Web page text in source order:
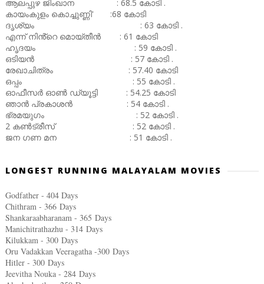
ആലപ്പുഴ ജിംഖാന : 68.5 കോടി .
കായംകുളം കൊച്ചുണ്ണി' :68 കോടി
ദൃശ്യം : 63 കോടി .
എന്ന് നിൻ്റെ മൊയ്തീൻ : 61 കോടി
ഹൃദയം : 59 കോടി .
ഒടിയൻ : 57 കോടി .
രേഖാചിത്രം : 57.40 കോടി
ഒപ്പം : 55 കോടി .
ഓഫീസർ ഓൺ ഡ്യൂട്ടി : 54.25 കോടി
ഞാൻ പ്രകാശൻ : 54 കോടി .
ഭ്രമയുഗം : 52 കോടി .
2 കൺട്രീസ് : 52 കോടി .
ജന ഗണ മന : 51 കോടി .
LONGEST RUNNING MALAYALAM MOVIES
Godfather - 404 Days
Chithram - 366 Days
Shankaraabharanam - 365 Days
Manichitrathazhu - 314 Days
Kilukkam - 300 Days
Oru Vadakkan Veeragatha -300 Days
Hitler - 300 Days
Jeevitha Nouka - 284 Days